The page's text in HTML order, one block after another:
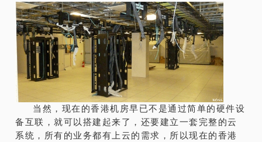
当然，现在的香港机房早已不是通过简单的硬件设
备互联，就可以搭建起来了，还要建立一套完整的云
系统，所有的业务都有上云的需求，所以现在的香港